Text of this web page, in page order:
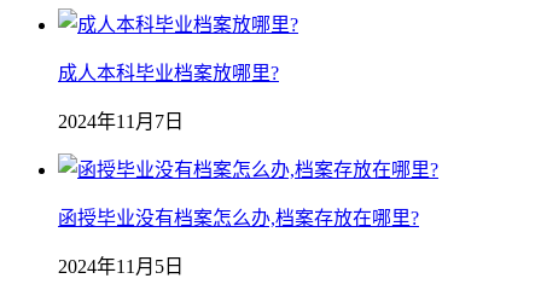
成人本科毕业档案放哪里?
2024年11月7日
函授毕业没有档案怎么办,档案存放在哪里?
2024年11月5日